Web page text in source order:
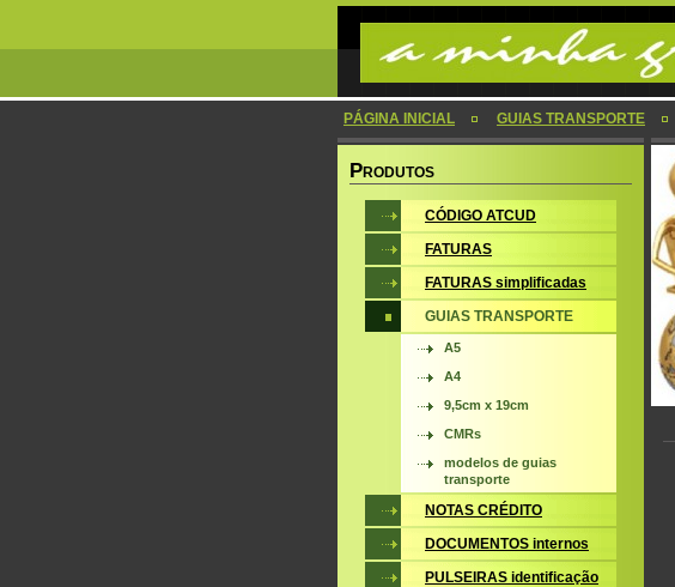
PÁGINA INICIAL GUIAS TRANSPORTE
PRODUTOS
CÓDIGO ATCUD
FATURAS
FATURAS simplificadas
GUIAS TRANSPORTE
A5
A4
9,5cm x 19cm
CMRs
modelos de guias
transporte
NOTAS CRÉDITO
DOCUMENTOS internos
PULSEIRAS identificação